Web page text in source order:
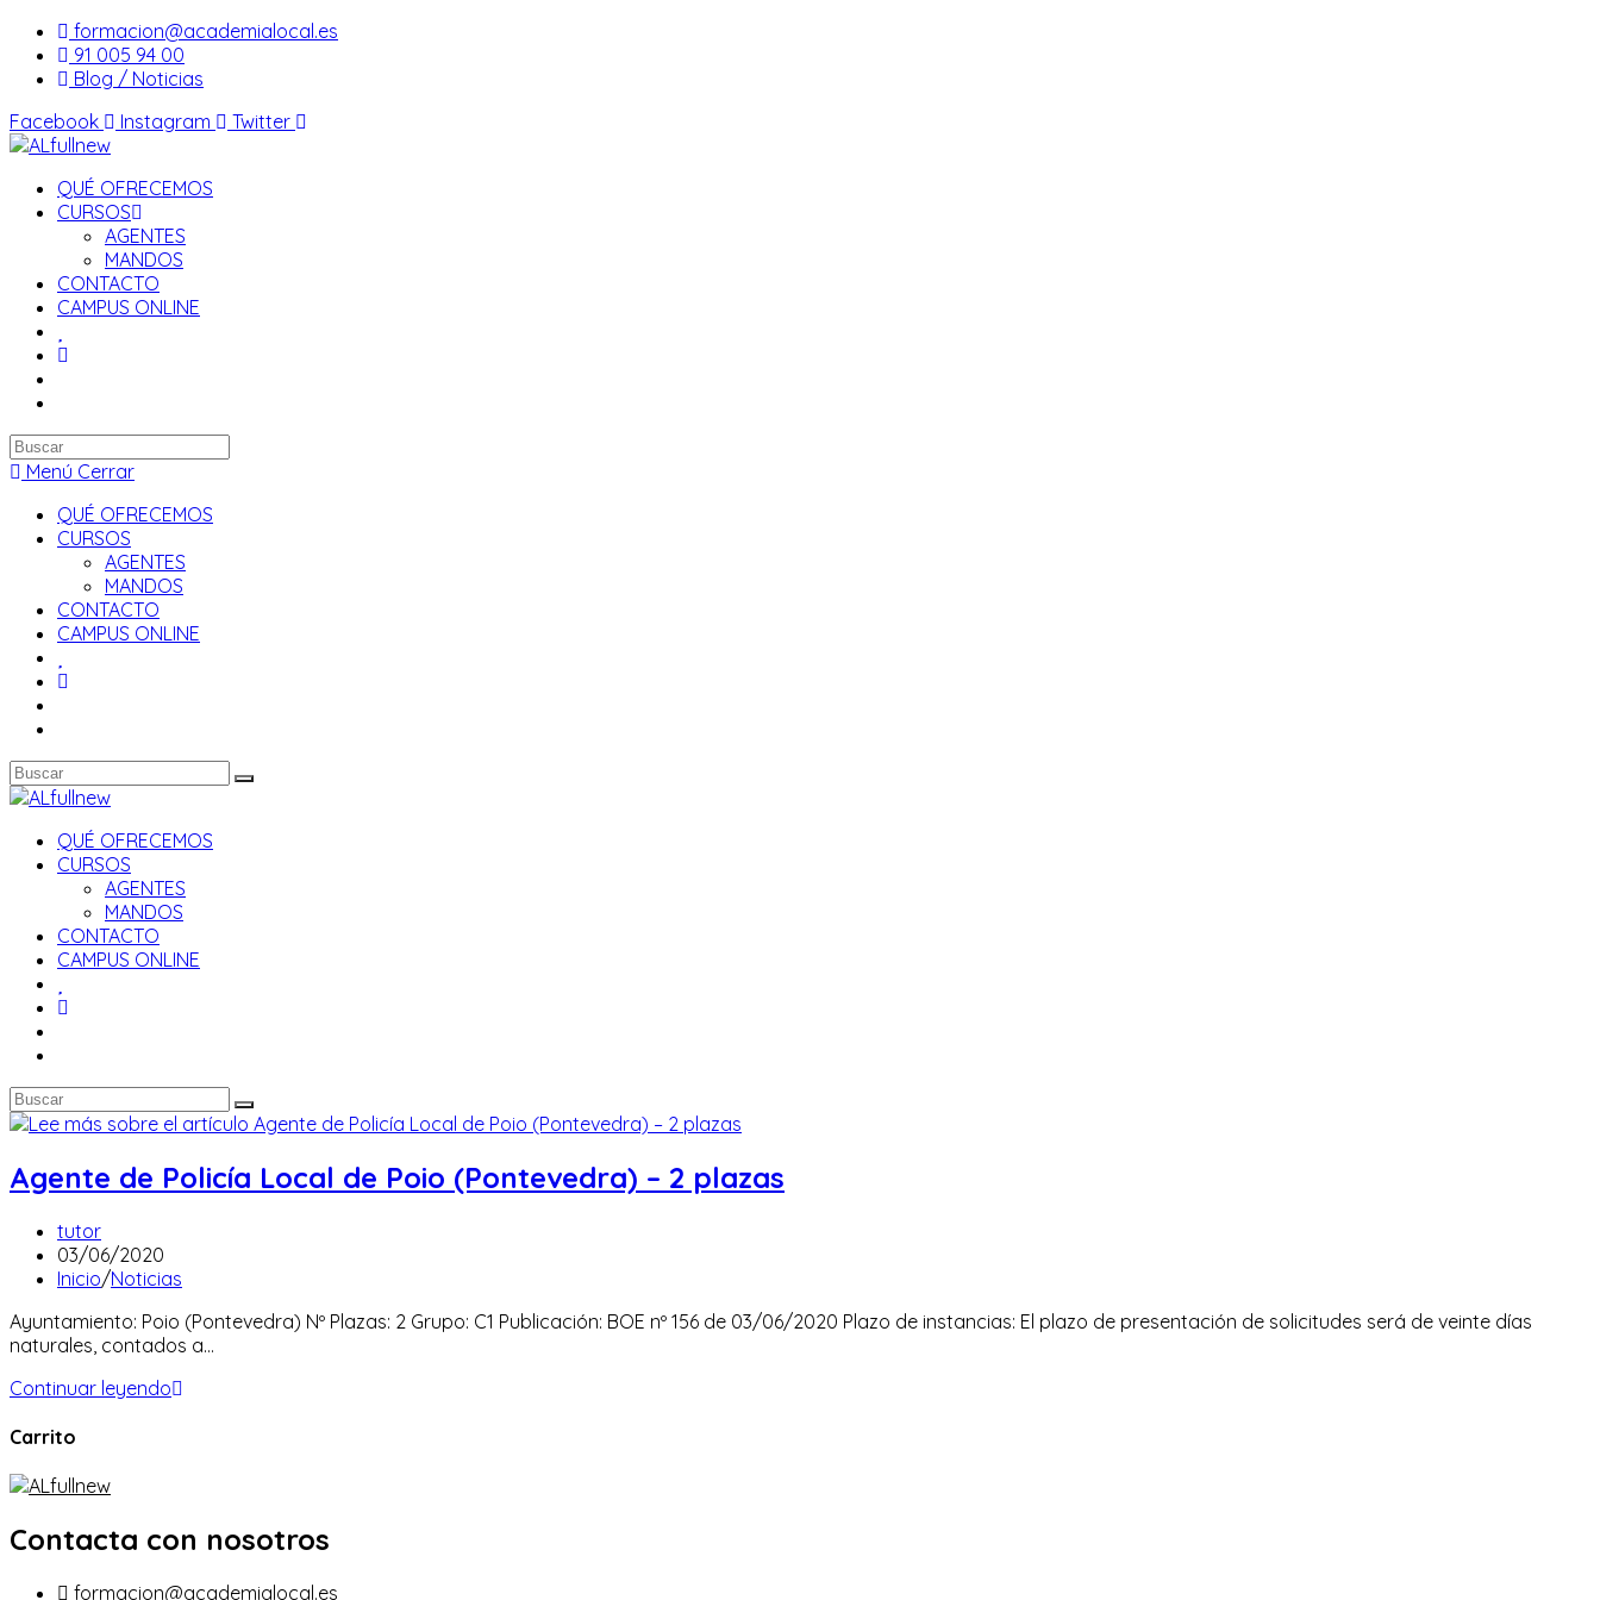
Saltar
contenido
formacion@academialocal.es
91 005 94 00
Blog / Noticias
Facebook
Instagram Twitter
QUÉ OFRECEMOS
CURSOS
AGENTES
MANDOS
CONTACTO
CAMPUS ONLINE
Buscar
en
web
Menú Cerrar
QUÉ OFRECEMOS
CURSOS
AGENTES
MANDOS
CONTACTO
CAMPUS ONLINE
QUÉ OFRECEMOS
CURSOS
AGENTES
MANDOS
CONTACTO
CAMPUS ONLINE
Agente de Policía Local de Poio (Pontevedra) – 2 plazas
Autor
de
la
tutor
Publicación
de
entrada:
03/06/2020
Categoría
la
entrada:
Inicio/Noticias
Ayuntamiento: Poio (Pontevedra) Nº Plazas: 2 Grupo: C1 Publicación: BOE nº 156 de 03/06/2020 Plazo de instancias: El plazo de presentación de solicitudes será de veinte días
naturales, contados a…
Continuar leyendoAgente
(Pontevedra)
–
Carrito
Contacta con nosotros
formacion@academialocal.es